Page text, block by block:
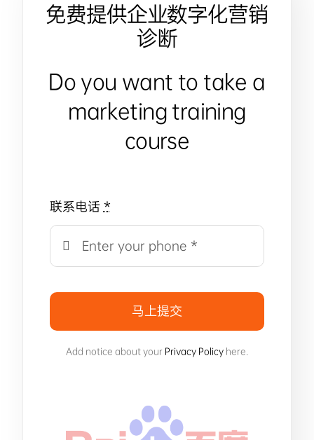
免费提供企业数字化营销
诊断
Do you want to take a
marketing training
course
联系电话*
马上提交
Add notice about your Privacy Policy here.